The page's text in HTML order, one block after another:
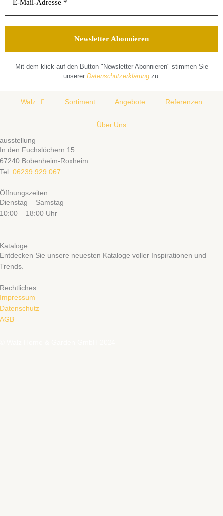
Mit dem klick auf den Button "Newsletter Abonnieren" stimmen Sie
unserer Datenschutzerklärungzu.
Walz Sortiment Angebote Referenzen
Über Uns
ausstellung
In den Fuchslöchern 15
67240 Bobenheim-Roxheim
Tel: 06239 929 067
Öffnungszeiten
Dienstag – Samstag
10:00 – 18:00 Uhr
Kataloge
Entdecken Sie unsere neuesten Kataloge voller Inspirationen und
Trends.
Rechtliches
Impressum
Datenschutz
AGB